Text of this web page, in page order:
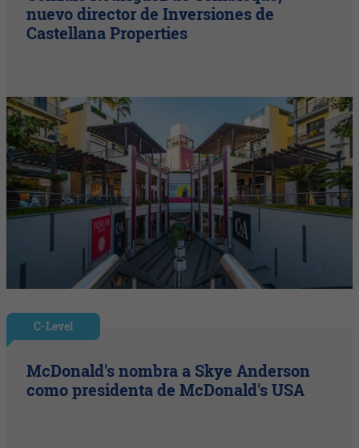
nuevo director de Inversiones de
Castellana Properties
C-Level
McDonald's nombra a Skye Anderson
como presidenta de McDonald's USA